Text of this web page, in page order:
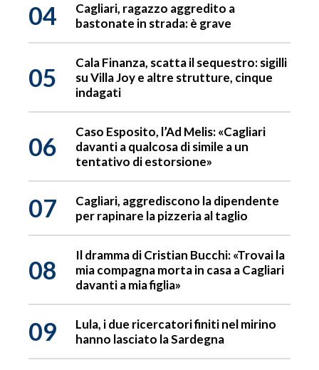
04
Cagliari, ragazzo aggredito a
bastonate in strada: è grave
05
Cala Finanza, scatta il sequestro: sigilli
su Villa Joy e altre strutture, cinque
indagati
06
Caso Esposito, l’Ad Melis: «Cagliari
davanti a qualcosa di simile a un
tentativo di estorsione»
07
Cagliari, aggrediscono la dipendente
per rapinare la pizzeria al taglio
08
Il dramma di Cristian Bucchi: «Trovai la
mia compagna morta in casa a Cagliari
davanti a mia figlia»
09
Lula, i due ricercatori finiti nel mirino
hanno lasciato la Sardegna